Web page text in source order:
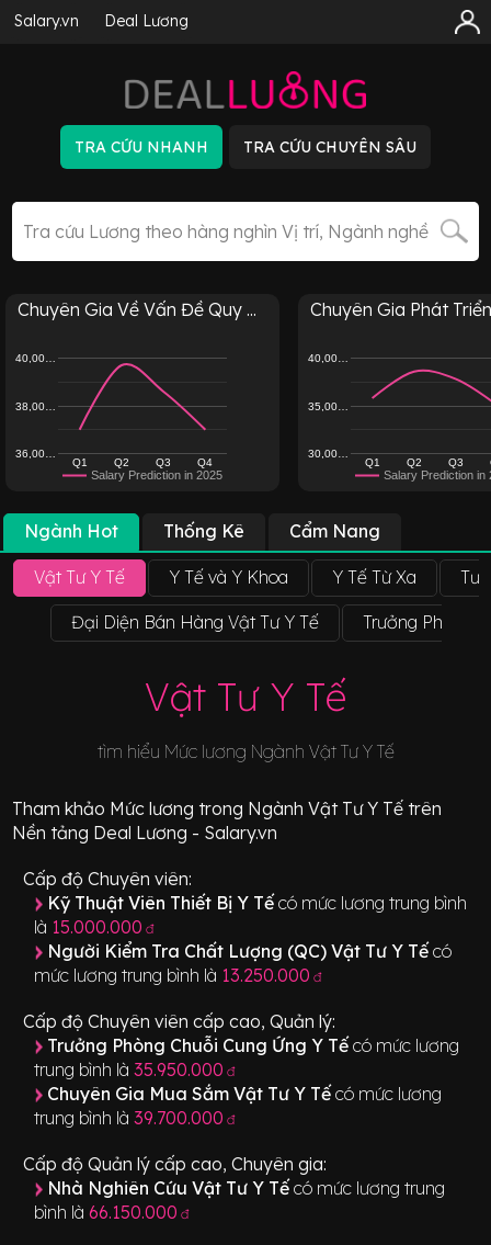
Salary.vn Deal Lương
Chuyên Gia Về Vấn Đề Quy ...
Salary Prediction in 2025
Q1 Q2 Q3 Q4
36,00…
38,00…
40,00…
Chuyên Gia Phát
Salary Prediction in
Q1 Q2 Q3
30,00…
35,00…
40,00…
Ngành Hot Thống Kê Cẩm Nang
Vật Tư Y Tế Y Tế và Y Khoa Y Tế Từ Xa Tư
Đại Diện Bán Hàng Vật Tư Y Tế Trưởng Phòng
Vật Tư Y Tế
tìm hiểu Mức lương Ngành Vật Tư Y Tế
Tham khảo Mức lương trong NgànhVật Tư Y Tế trên
Nền tảng Deal Lương - Salary.vn
Cấp độ Chuyên viên:
Kỹ Thuật Viên Thiết Bị Y Tếcó mức lương trung bình
là 15.000.000 đ
Người Kiểm Tra Chất Lượng (QC) Vật Tư Y Tếcó
mức lương trung bình là 13.250.000 đ
Cấp độ Chuyên viên cấp cao, Quản lý:
Trưởng Phòng Chuỗi Cung Ứng Y Tếcó mức lương
trung bình là35.950.000 đ
Chuyên Gia Mua Sắm Vật Tư Y Tếcó mức lương
trung bình là39.700.000 đ
Cấp độ Quản lý cấp cao, Chuyên gia:
Nhà Nghiên Cứu Vật Tư Y Tếcó mức lương trung
bình là66.150.000 đ